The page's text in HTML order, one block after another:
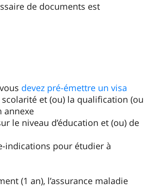
de documents est
devez pré-émettre un visa
et (ou) la qualification (ou
annexe
le niveau d’éducation et (ou) de
indications pour étudier à
(1 an), l’assurance maladie